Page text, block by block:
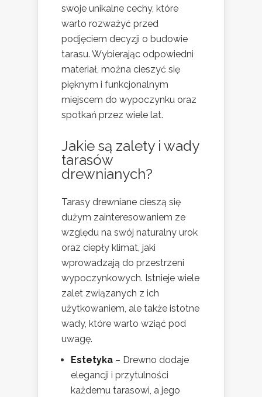
swoje unikalne cechy, które
warto rozważyć przed
podjęciem decyzji o budowie
tarasu. Wybierając odpowiedni
materiał, można cieszyć się
pięknym i funkcjonalnym
miejscem do wypoczynku oraz
spotkań przez wiele lat.
Jakie są zalety i wady
tarasów
drewnianych?
Tarasy drewniane cieszą się
dużym zainteresowaniem ze
względu na swój naturalny urok
oraz ciepły klimat, jaki
wprowadzają do przestrzeni
wypoczynkowych. Istnieje wiele
zalet związanych z ich
użytkowaniem, ale także istotne
wady, które warto wziąć pod
uwagę.
Estetyka – Drewno dodaje
elegancji i przytulności
każdemu tarasowi, a jego